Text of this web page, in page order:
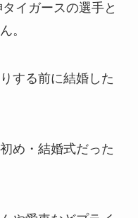
イガースの選手と
。
する前に結婚した
め・結婚式だった